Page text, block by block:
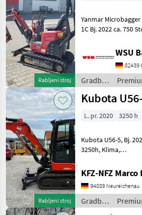
Rabljeni stroj
Yanmar Microbagger
1C Bj. 2022 ca. 750
(ausweisbar)
und Lieferung
Deutschlandweit
Mieten ab 67, - € Be
82439
Gradbeni
stroji /
Yanmar
Rabljeni stroj
Kubota
L. pr. 2020 3250 h
Kubota U56-5, Bj. 2020,
3250h, Klima,
mit HS03,
Grabenräumlöffel, Ketten
90% Gradbeni stroji Mini
bager
KFZ-NFZ Marco
94089 Neureichenau
Gradbeni
stroji /